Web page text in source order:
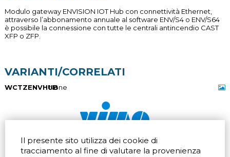
Il presente sito utilizza dei cookie di
tracciamento al fine di valutare la provenienza
Modulo gateway ENVISION IOT Hub con connettività Ethernet,
attraverso l’abbonamento annuale al software ENV/S4 o ENV/S64
è possibile la connessione con tutte le centrali antincendio CAST
XFP o ZFP.
VARIANTI/CORRELATI
WCTZENVHUBNone
Via dell'artigianato 32Q
20865 Usmate Velate (MB)
Tel. +39 039 672520
Fax +39 039 672568